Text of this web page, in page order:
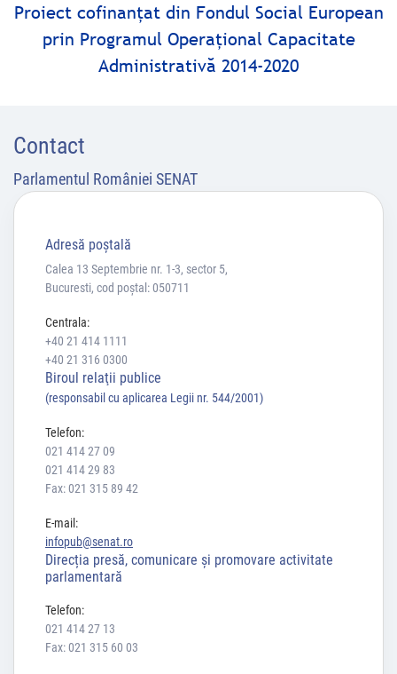
Proiect cofinanţat din Fondul Social European
prin Programul Operaţional Capacitate
Administrativă 2014-2020
Contact
Parlamentul României SENAT
Adresă poştală
Calea 13 Septembrie nr. 1-3, sector 5,
Bucuresti, cod poștal: 050711
Centrala:
+40 21 414 1111
+40 21 316 0300
Biroul relaţii publice
(responsabil cu aplicarea Legii nr. 544/2001)
Telefon:
021 414 27 09
021 414 29 83
Fax: 021 315 89 42
E-mail:
infopub@senat.ro
Direcția presă, comunicare și promovare activitate
parlamentară
Telefon:
021 414 27 13
Fax: 021 315 60 03